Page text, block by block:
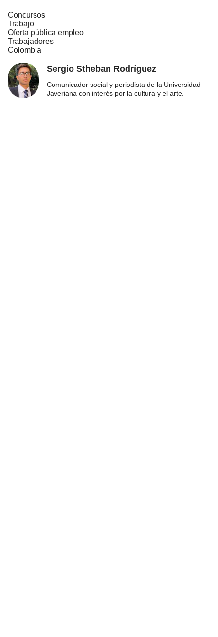
Concursos
Trabajo
Oferta pública empleo
Trabajadores
Colombia
Sergio Stheban Rodríguez
Comunicador social y periodista de la Universidad
Javeriana con interés por la cultura y el arte.